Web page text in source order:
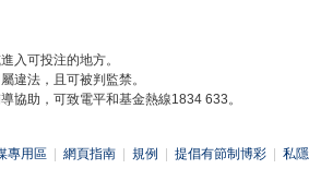
入可投注的地方。
違法，且可被判監禁。
協助，可致電平和基金熱線1834 633。
專用區 網頁指南 規例 提倡有節制博彩 私